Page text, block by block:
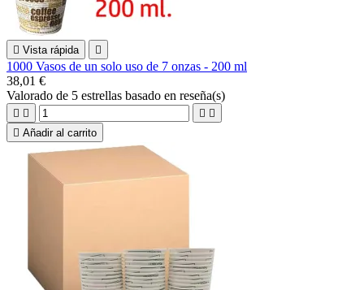
 Vista rápida 
1000 Vasos de un solo uso de 7 onzas - 200 ml
38,01 €
Valorado de 5 estrellas basado en reseña(s)
   
 Añadir al carrito